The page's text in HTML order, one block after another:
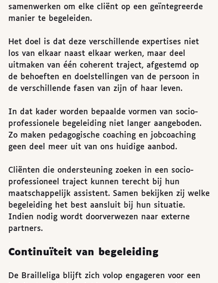
samenwerken om elke cliënt op een geïntegreerde
manier te begeleiden.
Het doel is dat deze verschillende expertises niet
los van elkaar naast elkaar werken, maar deel
uitmaken van één coherent traject, afgestemd op
de behoeften en doelstellingen van de persoon in
de verschillende fasen van zijn of haar leven.
In dat kader worden bepaalde vormen van socio-
professionele begeleiding niet langer aangeboden.
Zo maken pedagogische coaching en jobcoaching
geen deel meer uit van ons huidige aanbod.
Cliënten die ondersteuning zoeken in een socio-
professioneel traject kunnen terecht bij hun
maatschappelijk assistent. Samen bekijken zij welke
begeleiding het best aansluit bij hun situatie.
Indien nodig wordt doorverwezen naar externe
partners.
Continuïteit van begeleiding
De Brailleliga blijft zich volop engageren voor een